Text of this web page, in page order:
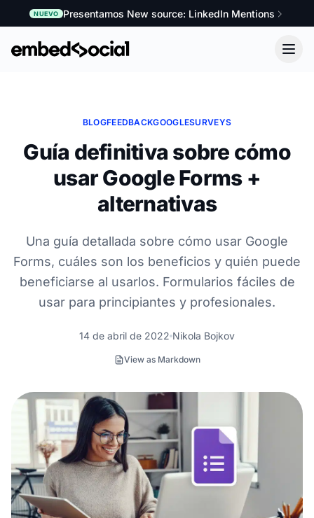
NUEVO Presentamos New source: LinkedIn Mentions
BLOGFEEDBACKGOOGLESURVEYS
Guía definitiva sobre cómo
usar Google Forms +
alternativas
Una guía detallada sobre cómo usar Google
Forms, cuáles son los beneficios y quién puede
beneficiarse al usarlos. Formularios fáciles de
usar para principiantes y profesionales.
14 de abril de 2022 Nikola Bojkov
View as Markdown